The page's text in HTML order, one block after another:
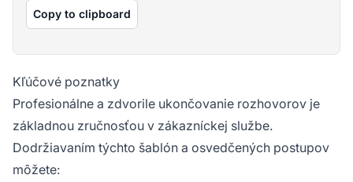
Copy to clipboard
Kľúčové poznatky
Profesionálne a zdvorile ukončovanie rozhovorov je
základnou zručnosťou v zákazníckej službe.
Dodržiavaním týchto šablón a osvedčených postupov
môžete: